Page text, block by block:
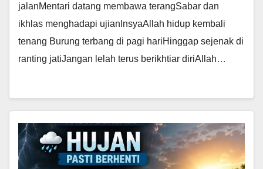
jalanMentari datang membawa terangSabar dan
ikhlas menghadapi ujianInsyaAllah hidup kembali
tenang Burung terbang di pagi hariHinggap sejenak di
ranting jatiJangan lelah terus berikhtiar diriAllah…